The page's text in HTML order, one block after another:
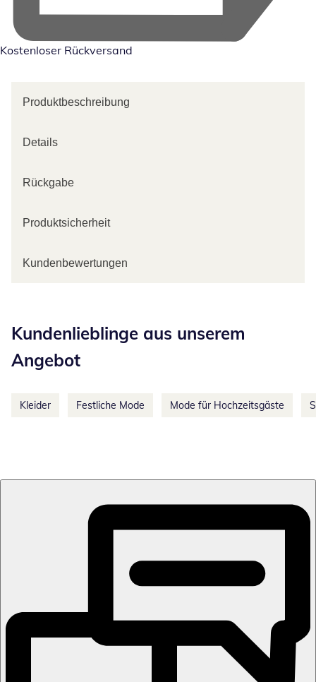
Kostenloser Rückversand
Produktbeschreibung
Details
Rückgabe
Produktsicherheit
Kundenbewertungen
Kundenlieblinge aus unserem
Angebot
Kleider Festliche Mode Mode für Hochzeitsgäste